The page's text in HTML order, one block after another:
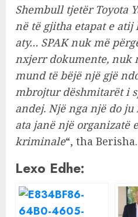
Shembull tjetër Toyota
në të gjitha etapat e
aty… SPAK nuk më
nxjerr dokumente,
mund të bëjë një gjë
mbrojtur dëshmitarët i
andej. Një nga një do
ata janë një organizatë
kriminale“, tha Berisha.
Lexo Edhe: